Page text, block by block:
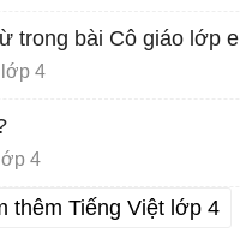
trong bài Cô giáo lớp
4
4
thêm Tiếng Việt lớp 4